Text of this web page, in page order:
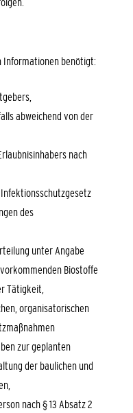
Informationen benötigt:
abweichend von der
nach
des
unter Angabe
Biostoffe
Tätigkeit,
organisatorischen
zur geplanten
der baulichen und
nach § 13 Absatz 2